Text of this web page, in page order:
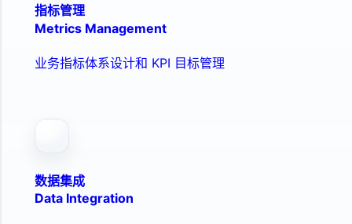
指标管理
Metrics Management
业务指标体系设计和 KPI 目标管理
数据集成
Data Integration